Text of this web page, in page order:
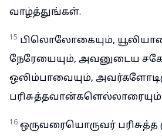
வாழ்த்துங்கள்.
15 பிலொலோகையும்,
நேரேயையும், அவனுடைய
ஒலிம்பாவையும்,
16 ஒருவரையொருவர் பரிசுத்த